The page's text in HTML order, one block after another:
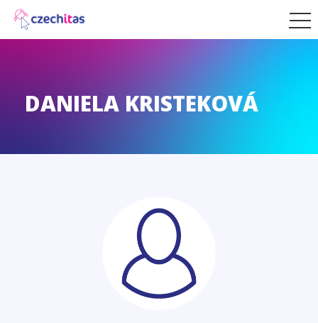
DANIELA KRISTEKOVÁ